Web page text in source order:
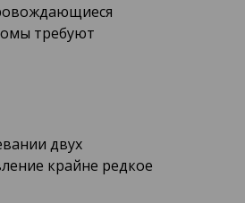
требуют
двух
крайне редкое